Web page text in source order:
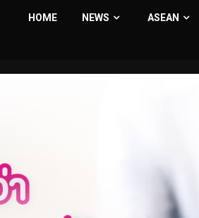
HOME NEWS ASEAN